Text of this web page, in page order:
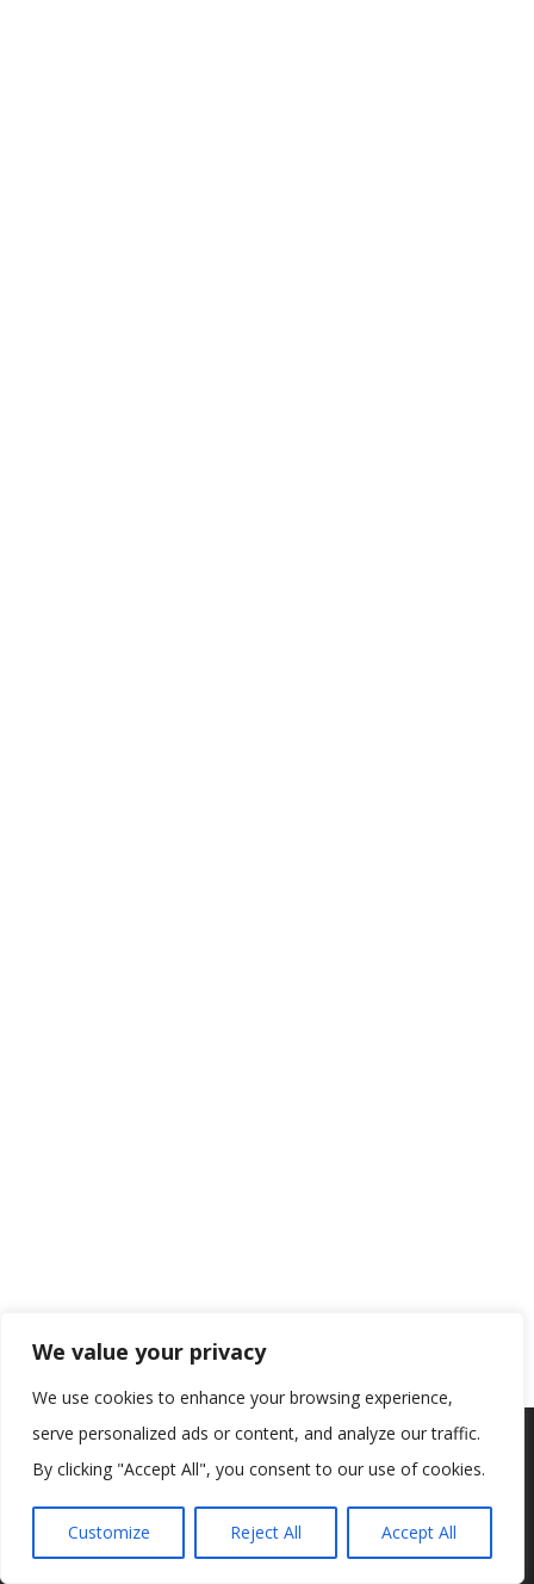
We value your privacy
We use cookies to enhance your browsing experience,
serve personalized ads or content, and analyze our traffic.
By clicking "Accept All", you consent to our use of cookies.
Customize Reject All Accept All
Koristimo kolačiće kako bismo vam pružili najbolje iskustvo na
našoj web stranici.
Informacije o kolačićima koje koristimo ili opcije za
Prihvaćam